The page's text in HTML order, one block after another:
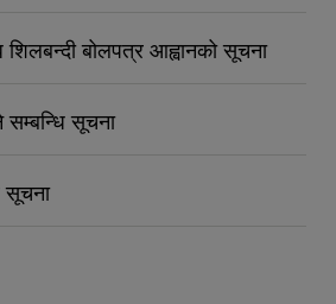
शिलबन्दी बोलपत्र आह्वानको सूचना
सम्बन्धि सूचना
सूचना